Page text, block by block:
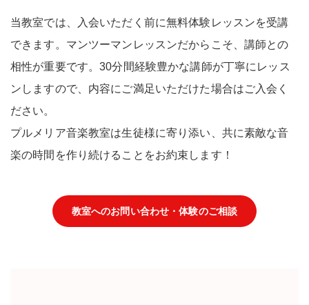
当教室では、入会いただく前に無料体験レッスンを受講
できます。マンツーマンレッスンだからこそ、講師との
相性が重要です。30分間経験豊かな講師が丁寧にレッス
ンしますので、内容にご満足いただけた場合はご入会く
ださい。
プルメリア音楽教室は生徒様に寄り添い、共に素敵な音
楽の時間を作り続けることをお約束します！
教室へのお問い合わせ・体験のご相談